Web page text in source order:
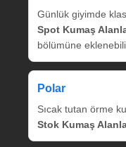
Günlük giyimde
Spot Kumaş
bölümüne
Polar
Sıcak tutan örme
Stok Kumaş